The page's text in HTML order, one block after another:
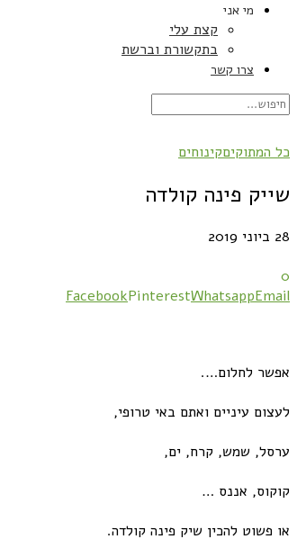
מי אני
קצת עלי
בתקשורת וברשת
צרו קשר
כל המתוקיםקינוחים
שייק פינה קולדה
28 ביוני 2019
0
FacebookPinterestWhatsappEmail
אפשר לחלום….
לעצום עיניים ואתם באי טרופי,
ערסל, שמש, קרח, ים,
קוקוס, אננס …
או פשוט להכין שיק פינה קולדה.